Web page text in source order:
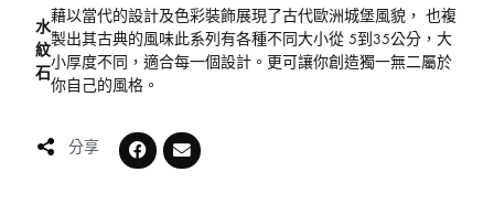
水
紋
石
藉以當代的設計及色彩裝飾展現了古代歐洲城堡風貌， 也複
製出其古典的風味此系列有各種不同大小從 5到35公分，大
小厚度不同，適合每一個設計。更可讓你創造獨一無二屬於
你自己的風格。
分享